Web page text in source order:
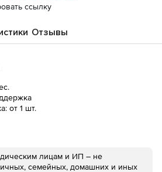
ссылку
Отзывы
от 1 шт.
лицам и ИП – не
семейных, домашних и иных